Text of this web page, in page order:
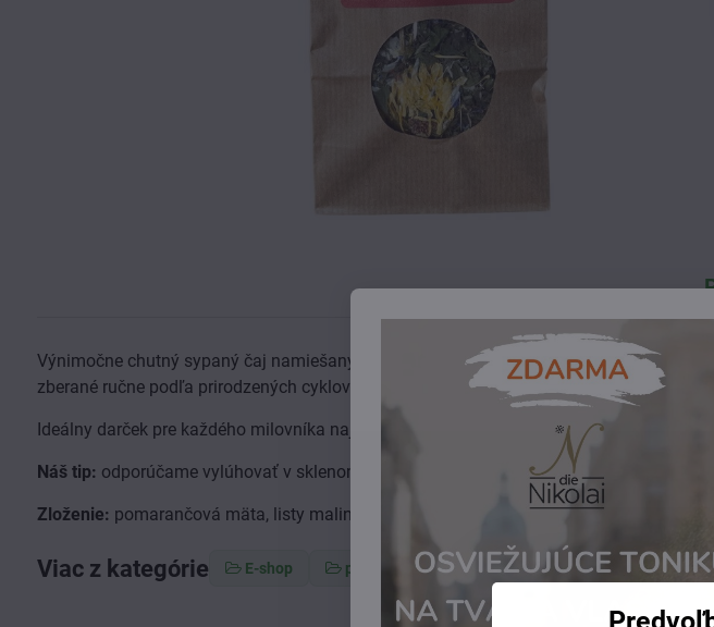
Výnimočne chutný sypaný čaj namiešaný z byliniek tej najvyššej kvality, pochádzajúci z
zberané ručne podľa prirodzených cyklov lunárneho kalendára a šetrne vysušené.
Ideálny darček pre každého milovníka najzdravšieho a kvalitného čaju bez akýchkoľvek
Náš tip: odporúčame vylúhovať v sklenom sitku z borosilikátového skla.
Zloženie: pomarančová mäta, listy maliny, mäta, medovka, nechtík, nevädza, slez
Viac z kategórie E-shop potraviny čaje